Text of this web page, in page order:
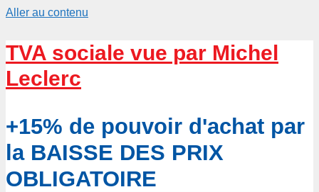
Aller au contenu
TVA sociale vue par Michel
Leclerc
+15% de pouvoir d'achat par
la BAISSE DES PRIX
OBLIGATOIRE